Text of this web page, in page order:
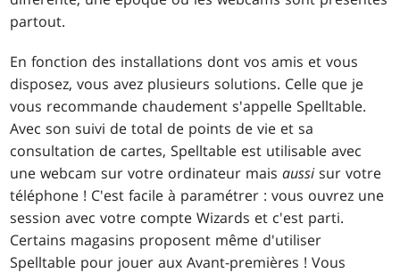
partout.
En fonction des installations dont vos amis et vous
disposez, vous avez plusieurs solutions. Celle que je
vous recommande chaudement s'appelle Spelltable.
Avec son suivi de total de points de vie et sa
consultation de cartes, Spelltable est utilisable avec
une webcam sur votre ordinateur maisaussi sur votre
téléphone ! C'est facile à paramétrer : vous ouvrez une
session avec votre compte Wizards et c'est parti.
Certains magasins proposent même d'utiliser
Spelltable pour jouer aux Avant-premières ! Vous